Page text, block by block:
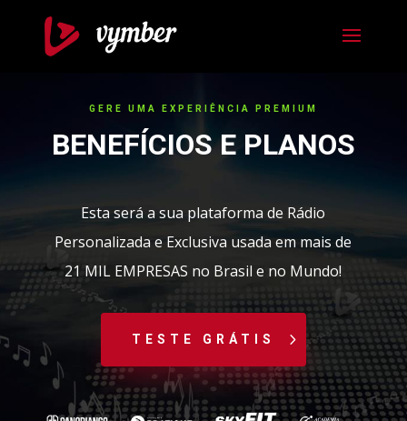
GERE UMA EXPERIÊNCIA PREMIUM
BENEFÍCIOS E PLANOS
Esta será a sua plataforma de Rádio
Personalizada e Exclusiva usada em mais de
21 MIL EMPRESAS no Brasil e no Mundo!
TESTE GRÁTIS